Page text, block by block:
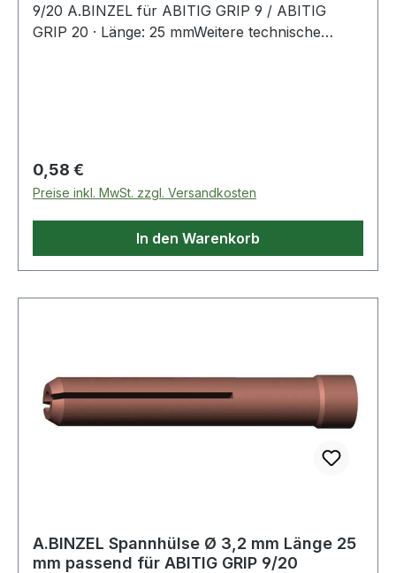
9/20 A.BINZEL für ABITIG GRIP 9 / ABITIG
GRIP 20 · Länge: 25 mmWeitere technische
Regulärer Preis:
0,58 €
Preise inkl. MwSt. zzgl. Versandkosten
In den Warenkorb
A.BINZEL Spannhülse Ø 3,2 mm Länge 25
mm passend für ABITIG GRIP 9/20